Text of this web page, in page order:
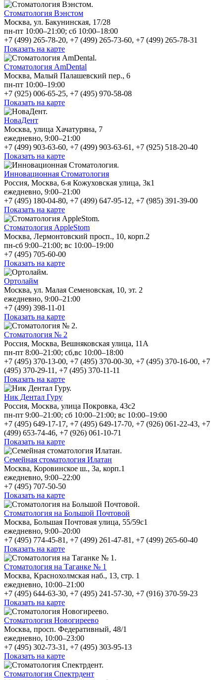
Стоматология Вэнстом
Москва, ул. Бакунинская, 17/28
пн-пт 10:00–21:00; сб 10:00–18:00
+7 (499) 265-78-20, +7 (499) 265-73-60, +7 (499) 265-78-31
Показать на карте
Стоматология AmDental
Москва, Малый Палашевский пер., 6
пн-пт 10:00–19:00
+7 (925) 006-65-25, +7 (495) 970-58-08
Показать на карте
НоваДент
Москва, улица Хачатуряна, 7
ежедневно, 9:00–21:00
+7 (499) 903-63-60, +7 (499) 903-63-61, +7 (925) 518-20-40
Показать на карте
Инновационная Стоматология
Россия, Москва, 6-я Кожуховская улица, 3к1
ежедневно, 9:00–21:00
+7 (495) 180-04-80, +7 (499) 647-95-12, +7 (985) 391-39-00
Показать на карте
Стоматология AppleStom
Москва, Лермонтовский просп., 10, корп.2
пн-сб 9:00–21:00; вс 10:00–19:00
+7 (495) 705-60-00
Показать на карте
Ортолайм
Москва, ул. Малая Семеновская, 10, эт. 2
ежедневно, 9:00–21:00
+7 (499) 398-11-01
Показать на карте
Стоматология № 2
Россия, Москва, Вешняковская улица, 11А
пн-пт 8:00–21:00; сб,вс 10:00–18:00
+7 (495) 370-13-00, +7 (495) 370-00-30, +7 (495) 370-16-00, +7
(495) 370-29-11, +7 (495) 370-11-11
Показать на карте
Ник Дентал Гуру
Россия, Москва, улица Покровка, 43с2
пн-пт 9:00–21:00; сб 10:00–21:00; вс 10:00–19:00
+7 (495) 649-17-17, +7 (495) 649-17-70, +7 (926) 061-22-43, +7
(499) 653-74-46, +7 (926) 061-10-71
Показать на карте
Семейная стоматология Илатан
Москва, Коровинское ш., 3а, корп.1
ежедневно, 9:00–22:00
+7 (495) 707-50-50
Показать на карте
Стоматология на Большой Почтовой
Москва, Большая Почтовая улица, 55/59с1
ежедневно, 9:00–20:00
+7 (495) 774-45-81, +7 (499) 261-47-81, +7 (499) 265-60-40
Показать на карте
Стоматология на Таганке № 1
Москва, Краснохолмская наб., 13, стр. 1
ежедневно, 10:00–21:00
+7 (495) 644-63-30, +7 (495) 241-57-30, +7 (916) 370-59-23
Показать на карте
Стоматология Новогиреево
Москва, просп. Федеративный, 48/1
ежедневно, 10:00–23:00
+7 (495) 302-73-31, +7 (495) 303-95-13
Показать на карте
Стоматология Спектрдент